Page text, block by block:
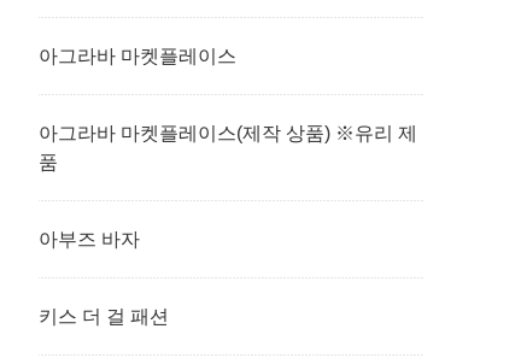
아그라바 마켓플레이스
아그라바 마켓플레이스(제작 상품) ※유리 제
품
아부즈 바자
키스 더 걸 패션